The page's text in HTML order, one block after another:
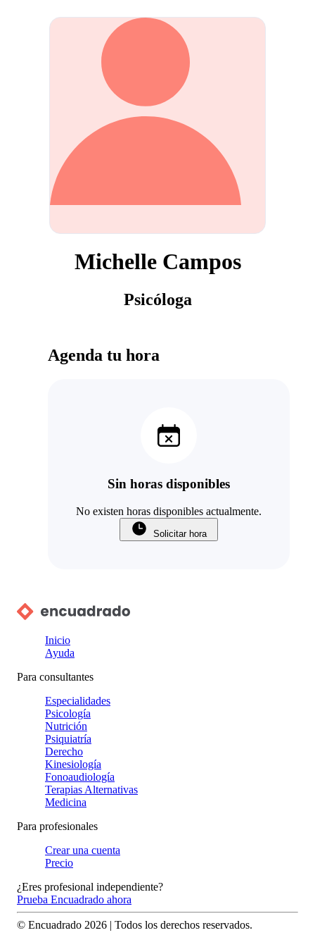
Michelle Campos
Psicóloga
Agenda tu hora
Sin horas disponibles
No existen horas disponibles actualmente.
Solicitar hora
Inicio
Ayuda
Para consultantes
Especialidades
Psicología
Nutrición
Psiquiatría
Derecho
Kinesiología
Fonoaudiología
Terapias Alternativas
Medicina
Para profesionales
Crear una cuenta
Precio
¿Eres profesional independiente?
Prueba Encuadrado ahora
© Encuadrado 2026 | Todos los derechos reservados.